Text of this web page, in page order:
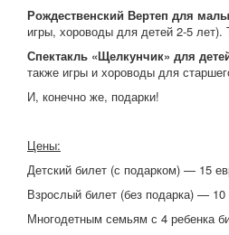
Рождественский Вертеп для
игры, хороводы для детей 2-5 лет).
Спектакль «Щелкунчик» для
также игры и хороводы для
И, конечно же, подарки!
Цены:
Детский билет (с подарком) — 15
Взрослый билет (без подарка) — 10
Многодетным семьям с 4 ребенка